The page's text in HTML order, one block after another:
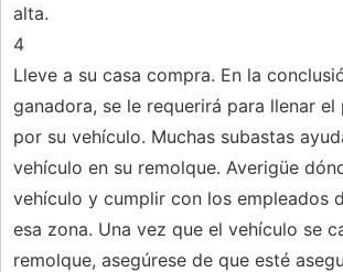
alta.
4
Lleve a su casa compra. En la
ganadora, se le requerirá para llenar
por su vehículo. Muchas subastas
vehículo en su remolque. Averigüe
vehículo y cumplir con los empleados
esa zona. Una vez que el vehículo se
remolque, asegúrese de que esté